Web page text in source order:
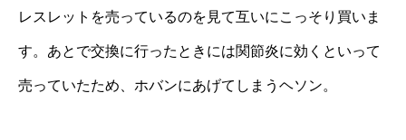
レスレットを売っているのを見て互いにこっそり買いま
す。あとで交換に行ったときには関節炎に効くといって
売っていたため、ホバンにあげてしまうヘソン。